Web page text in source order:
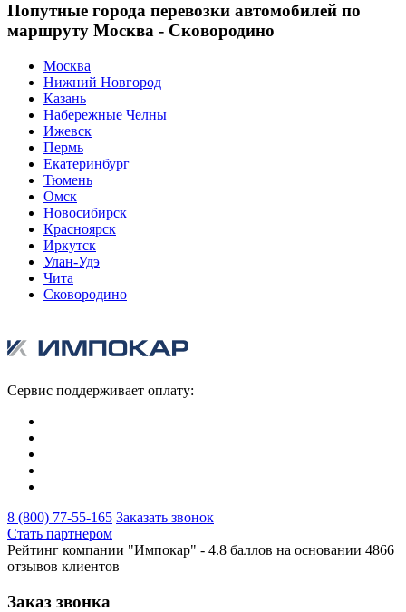
Попутные города перевозки автомобилей по
маршруту Москва - Сковородино
Москва
Нижний Новгород
Казань
Набережные Челны
Ижевск
Пермь
Екатеринбург
Тюмень
Омск
Новосибирск
Красноярск
Иркутск
Улан-Удэ
Чита
Сковородино
Сервис поддерживает оплату:
8 (800) 77-55-165 Заказать звонок
Стать партнером
Рейтинг компании "Импокар" - 4.8 баллов на основании 4866
отзывов клиентов
Заказ звонка